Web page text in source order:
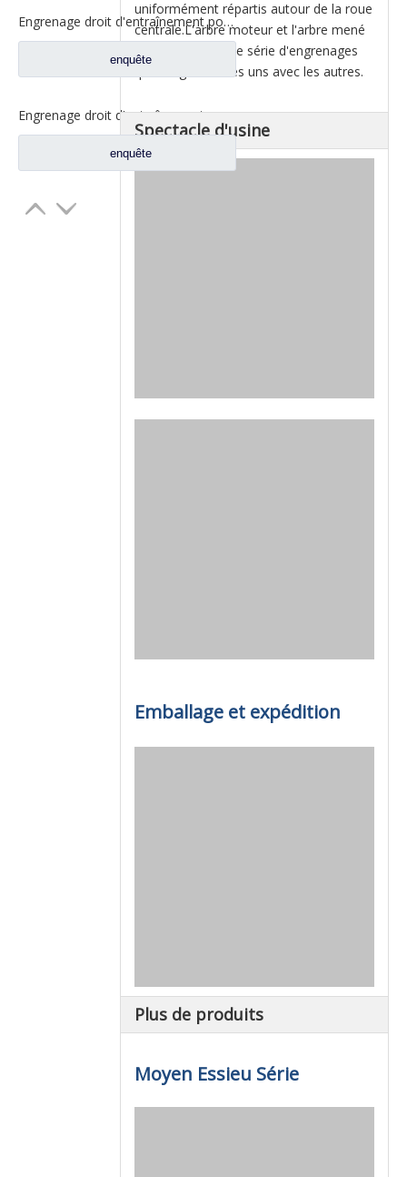
Engrenage droit d'entraînement pour pièces de rechange de camion à essieu Fuwa CD0400B0-5
enquête
Engrenage droit d'entraînement pour pièces de camion Fuwa CD0406M0-2
enquête
uniformément répartis autour de la roue
centrale.L'arbre moteur et l'arbre mené
sont reliés par une série d'engrenages
qui s'engrènent les uns avec les autres.
Spectacle d'usine
Emballage et expédition
Plus de produits
Moyen Essieu Série